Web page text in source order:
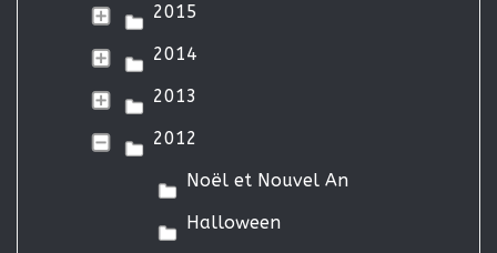
2015
2014
2013
2012
Noël et Nouvel An
Halloween